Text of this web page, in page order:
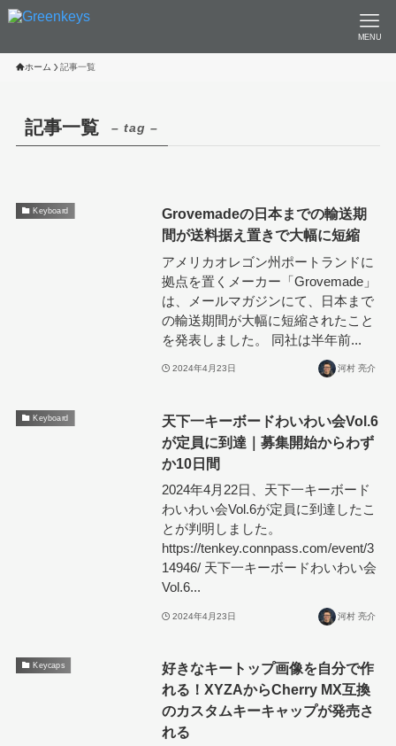
MENU
ホーム 記事一覧
記事一覧 – tag –
Keyboard
Grovemadeの日本までの輸送期
間が送料据え置きで大幅に短縮
アメリカオレゴン州ポートランドに
拠点を置くメーカー「Grovemade」
は、メールマガジンにて、日本まで
の輸送期間が大幅に短縮されたこと
を発表しました。 同社は半年前...
2024年4月23日 河村 亮介
Keyboard
天下一キーボードわいわい会Vol.6
が定員に到達｜募集開始からわず
か10日間
2024年4月22日、天下一キーボード
わいわい会Vol.6が定員に到達したこ
とが判明しました。
https://tenkey.connpass.com/event/3
14946/ 天下一キーボードわいわい会
Vol.6...
2024年4月23日 河村 亮介
Keycaps
好きなキートップ画像を自分で作
れる！XYZAからCherry MX互換
のカスタムキーキャップが発売さ
れる